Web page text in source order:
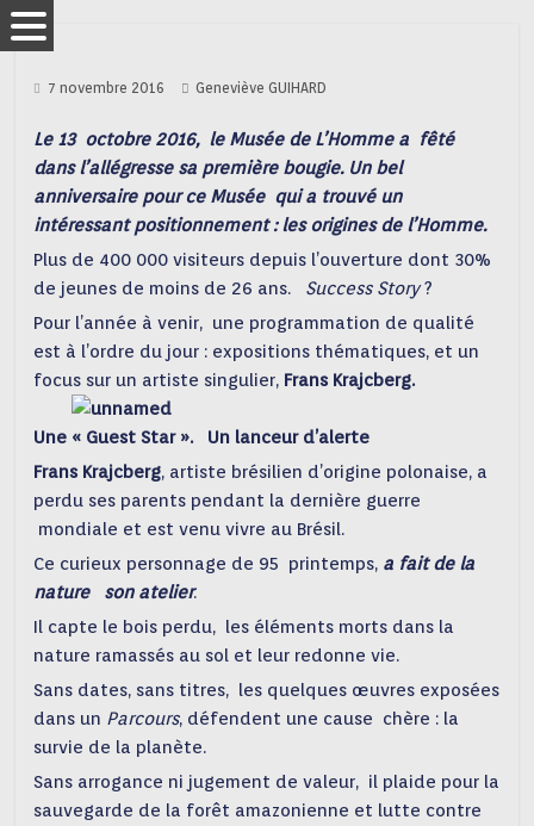
7 novembre 2016 Geneviève GUIHARD
Le 13 octobre 2016, le Musée de L’Homme a fêté
dans l’allégresse sa première bougie. Un bel
anniversaire pour ce Musée qui a trouvé un
intéressant positionnement : les origines de l’Homme.
Plus de 400 000 visiteurs depuis l’ouverture dont 30%
de jeunes de moins de 26 ans. Success Story?
Pour l’année à venir, une programmation de qualité
est à l’ordre du jour : expositions thématiques, et un
focus sur un artiste singulier, Frans Krajcberg.
Une « Guest Star ». Un lanceur d’alerte
Frans Krajcberg, artiste brésilien d’origine polonaise, a
perdu ses parents pendant la dernière guerre
mondiale et est venu vivre au Brésil.
Ce curieux personnage de 95 printemps, a fait de la
nature son atelier.
Il capte le bois perdu, les éléments morts dans la
nature ramassés au sol et leur redonne vie.
Sans dates, sans titres, les quelques œuvres exposées
dans un Parcours, défendent une cause chère : la
survie de la planète.
Sans arrogance ni jugement de valeur, il plaide pour la
sauvegarde de la forêt amazonienne et lutte contre